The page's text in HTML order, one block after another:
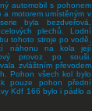
automobil s pohonem
motorem umístěným v
byla bezdveřová,
plechů. Lodní
tohoto stroje po vodě,
náhonu na kola její
provoz po souši.
zvláštním převodem
Pohon všech kol bylo
pouze pohon přední
Kdf 166 bylo i pádlo a